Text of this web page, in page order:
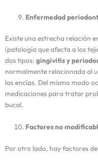
Enfermedad
Existe una estrecha relación
(patología que afecta a los
dos tipos: gingivitis y
normalmente relacionada al
las encías. Del mismo modo
medicaciones para tratar
bucal.
Factores no
Por otro lado, hay factores